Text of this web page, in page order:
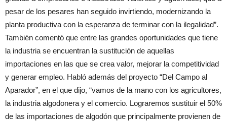
pesar de los pesares han seguido invirtiendo, modernizando la
planta productiva con la esperanza de terminar con la ilegalidad”.
También comentó que entre las grandes oportunidades que tiene
la industria se encuentran la sustitución de aquellas
importaciones en las que se crea valor, mejorar la competitividad
y generar empleo. Habló además del proyecto “Del Campo al
Aparador”, en el que dijo, “vamos de la mano con los agricultores,
la industria algodonera y el comercio. Lograremos sustituir el 50%
de las importaciones de algodón que principalmente provienen de